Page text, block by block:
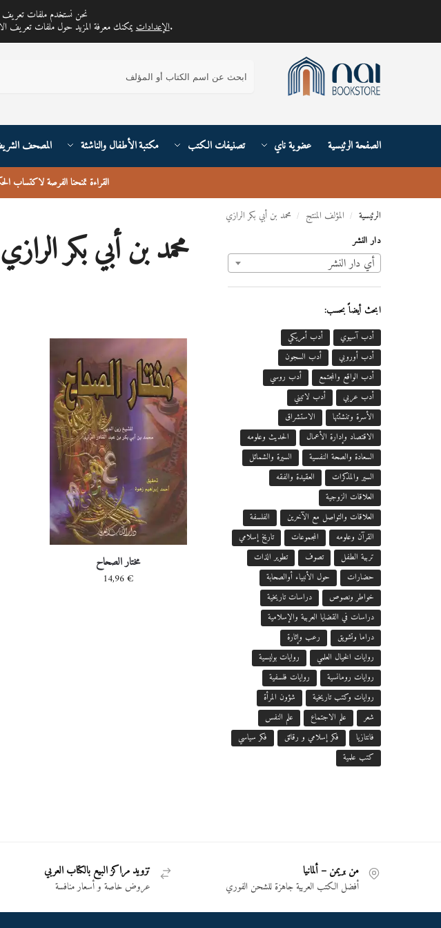
مكتبة ناي متجر لمبيع الكتب
الصفحة الرئيسية عضوية ناي تصنيفات الكتب مكتبة الأطفال والناشئة المصحف
القراءة تمنحنا الفرصة لاكتساب
الرئيسية / المؤلف المنتج / محمد بن أبي بكر الرازي
محمد بن أبي بكر الرازي
مختار الصحاح
14,96€
دار النشر
أي ‏دار النشر
ابحث أيضاً بحسب:
أدب آسيوي
أدب أمريكي
أدب أوروبي
أدب السجون
أدب الواقع والمجتمع
أدب روسي
أدب عربي
أدب لاتيني
الأسرة وتنشئتها
الاستشراق
الاقتصاد وإدارة الأعمال
الحديث وعلومه
السعادة والصحة النفسية
السيرة والشمائل
السير والمذكرات
العقيدة والفقه
العلاقات الزوجية
العلاقات والتواصل مع الآخرين
الفلسفة
القرآن وعلومه
المجموعات
تاريخ إسلامي
تربية الطفل
تصوف
تطوير الذات
حضارات
حول الأنبياء أوالصحابة
خواطر ونصوص
دراسات تاريخية
دراسات في القضايا العربية والإسلامية
دراما وتشويق
رعب وإثارة
روايات الخيال العلمي
روايات بوليسية
روايات رومانسية
روايات فلسفية
روايات وكتب تاريخية
شؤون المرأة
شعر
علم الاجتماع
علم النفس
فانتازيا
فكر إسلامي و رقائق
فكر سياسي
كتب علمية
من بريمن – ألمانيا
أفضل الكتب العربية جاهزة للشحن الفوري
تزويد مراكز البيع بالكتاب العربي
عروض خاصة و أسعار منافسة
نحن نستخدم ملفات تعريف
يمكنك معرفة المزيد حول ملفات تعريف الارتباط التي نستخدمها أو إيقاف تشغيلها فيالإعدادات.